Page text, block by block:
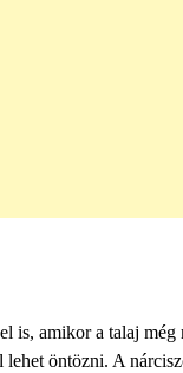
is, amikor a talaj
lehet öntözni. A